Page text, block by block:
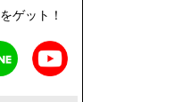
ゲット！